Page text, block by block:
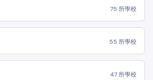
75 所學校
55 所學校
47 所學校